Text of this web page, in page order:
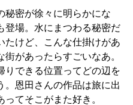
秘密が徐々に明らかにな
登場。水にまつわる秘密だ
たけど、こんな仕掛けがあ
があったらすごいなあ。
りできる位置ってどの辺を
。恩田さんの作品は旅に出
てそこがまた好き。